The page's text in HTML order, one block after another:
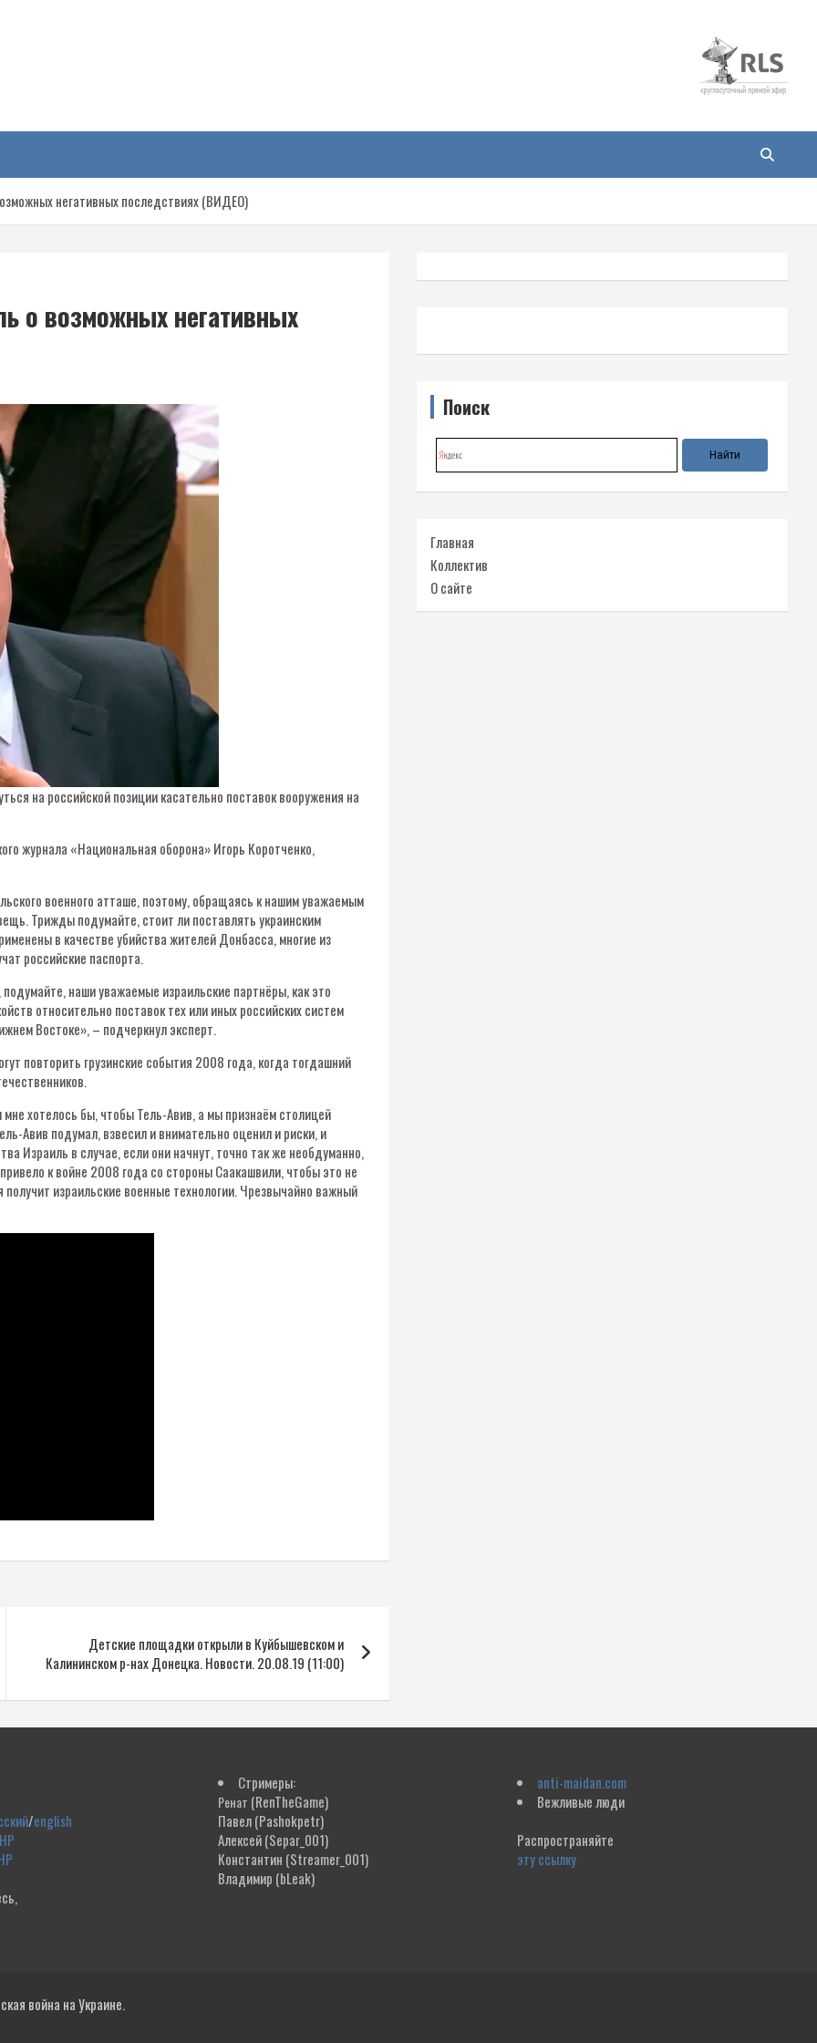
негативных последствиях (ВИДЕО)
о возможных негативных
на российской позиции касательно поставок вооружения на
журнала «Национальная оборона» Игорь Коротченко,
военного атташе, поэтому, обращаясь к нашим уважаемым
Трижды подумайте, стоит ли поставлять украинским
в качестве убийства жителей Донбасса, многие из
российские паспорта.
наши уважаемые израильские партнёры, как это
относительно поставок тех или иных российских систем
Востоке», – подчеркнул эксперт.
повторить грузинские события 2008 года, когда тогдашний
мне хотелось бы, чтобы Тель-Авив, а мы признаём столицей
Авив подумал, взвесил и внимательно оценил и риски, и
Израиль в случае, если они начнут, точно так же необдуманно,
к войне 2008 года со стороны Саакашвили, чтобы это не
израильские военные технологии. Чрезвычайно важный
Детские площадки открыли в Куйбышевском и
Калининском р-нах Донецка. Новости. 20.08.19 (11:00)
Поиск
Главная
Коллектив
О сайте
/english
Стримеры:
Ренат (RenTheGame)
Павел(Pashokpetr)
Алексей(Separ_001)
Константин (Streamer_001)
Владимир (bLeak)
anti-maidan.com
Вежливые люди
Распространяйте
эту ссылку
война на Украине.